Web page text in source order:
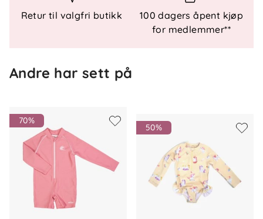
Lukking: Asymmetrisk glidelås i front
UV-beskyttelse: UV50+/UPF50
Design: Finnes i flere ulike print
Materiale
83 % resirkulert polyester
17 % elastan
Vedlikehold
Retur til valgfri butikk
100 dagers åpent kjøp
for medlemmer**
Andre har sett på
70%
50%